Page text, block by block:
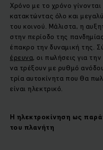
Χρόνο με το χρόνο
κατακτώντας όλο και
του κοινού. Μάλιστα, η
στην περίοδο της
έπακρο την δυναμική της.
έρευνα, οι πωλήσεις για
να τρέξουν με ρυθμό
τρία αυτοκίνητα που θα
είναι ηλεκτρικό.
Η ηλεκτροκίνηση ως
του πλανήτη